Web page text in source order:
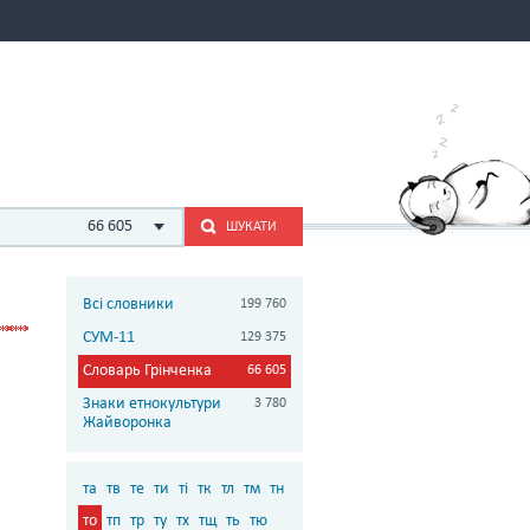
66 605 ШУКАТИ
Всі словники 199 760
СУМ-11 129 375
Словарь Грінченка 66 605
Знаки етнокультури
Жайворонка
3 780
та тв те ти ті тк тл тм тн
то тп тр ту тх тщ ть тю